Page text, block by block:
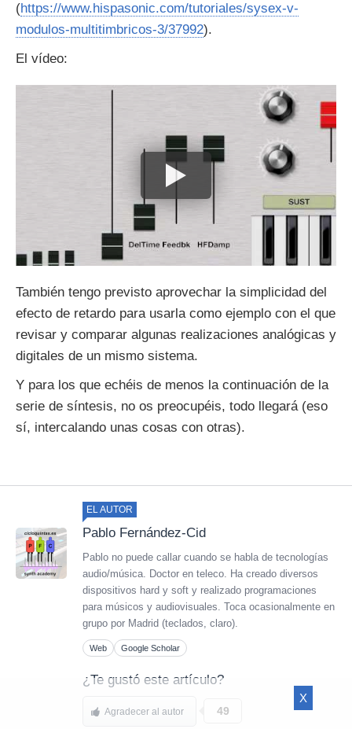
(https://www.hispasonic.com/tutoriales/sysex-v-
modulos-multitimbricos-3/37992).
El vídeo:
También tengo previsto aprovechar la simplicidad del
efecto de retardo para usarla como ejemplo con el que
revisar y comparar algunas realizaciones analógicas y
digitales de un mismo sistema.
Y para los que echéis de menos la continuación de la
serie de síntesis, no os preocupéis, todo llegará (eso
sí, intercalando unas cosas con otras).
EL AUTOR
Pablo Fernández-Cid
Pablo no puede callar cuando se habla de tecnologías
audio/música. Doctor en teleco. Ha creado diversos
dispositivos hard y soft y realizado programaciones
para músicos y audiovisuales. Toca ocasionalmente en
grupo por Madrid (teclados, claro).
Web Google Scholar
¿Te gustó este artículo?
Agradecer al autor 49
X